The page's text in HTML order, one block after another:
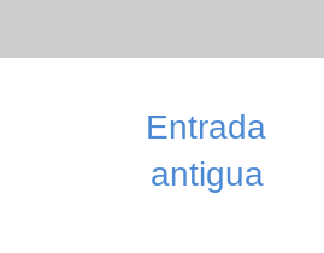
Entrada
antigua